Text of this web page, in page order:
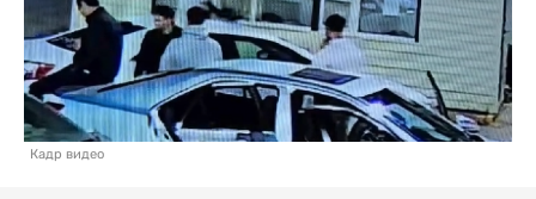
Кадр видео